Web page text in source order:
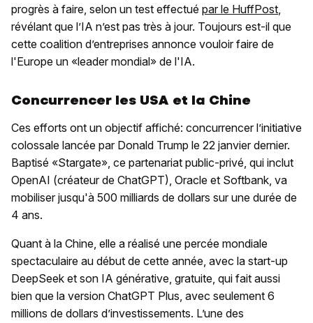
progrès à faire, selon un test effectué par le HuffPost,
révélant que l’IA n’est pas très à jour. Toujours est-il que
cette coalition d’entreprises annonce vouloir faire de
l'Europe un «leader mondial» de l'IA.
Concurrencer les USA et la Chine
Ces efforts ont un objectif affiché: concurrencer l’initiative
colossale lancée par Donald Trump le 22 janvier dernier.
Baptisé «Stargate», ce partenariat public-privé, qui inclut
OpenAI (créateur de ChatGPT), Oracle et Softbank, va
mobiliser jusqu'à 500 milliards de dollars sur une durée de
4 ans.
Quant à la Chine, elle a réalisé une percée mondiale
spectaculaire au début de cette année, avec la start-up
DeepSeek et son IA générative, gratuite, qui fait aussi
bien que la version ChatGPT Plus, avec seulement 6
millions de dollars d’investissements. L’une des